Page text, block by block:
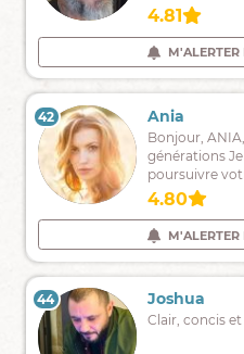
que
avenir
vous
réserve
4.94
M'ALERTER DE SON
4.81
M'ALERTER
41 Giani
305
La
porte
du
changement
ne
peut
s'ouvrir
que
l'intérieur.
4.90
M'ALERTER DE SON
42 Ania
Bonjour,
générations Je vous aiderais afin de
poursuivre
possible .a très
4.80
M'ALERTER
43 Adjaa
16
Adjaa,
44 Joshua
Clair, concis